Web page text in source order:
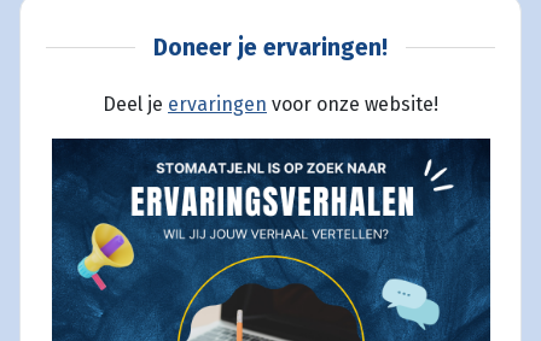
Doneer je ervaringen!
Deel je ervaringen voor onze website!